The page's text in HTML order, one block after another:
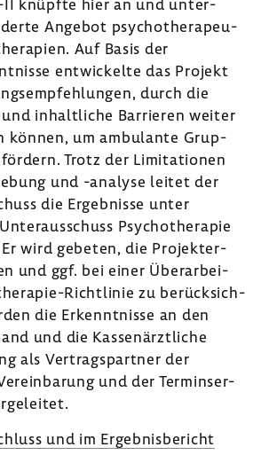
​II knüpfte hier an und unter­
Angebot psycho­the­ra­peu­
Auf Basis der
entwi­ckelte das Projekt
durch die
inhalt­liche Barrieren weiter
können, um ambu­lante Grup­
Trotz der Limi­ta­tionen
und -​analyse leitet der
die Ergeb­nisse unter
Psycho­the­rapie
Er wird gebeten, die Projekt­er­
und ggf. bei einer Über­ar­bei­
​Richtlinie zu berück­sich­
die Erkennt­nisse an den
und die Kassen­ärzt­liche
als Vertrags­partner der
und der Termin­ser­
und im Ergeb­nis­be­richt